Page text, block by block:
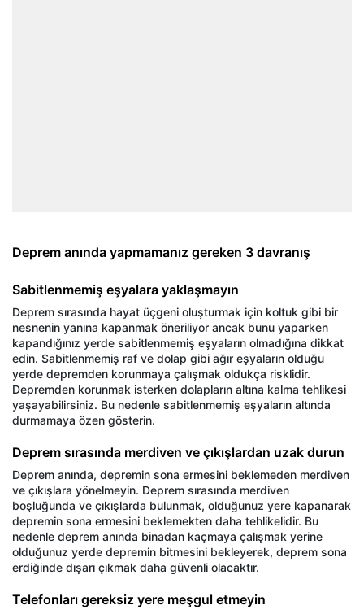
Deprem anında yapmamanız gereken 3 davranış
Sabitlenmemiş eşyalara yaklaşmayın
Deprem sırasında hayat üçgeni oluşturmak için koltuk gibi bir
nesnenin yanına kapanmak öneriliyor ancak bunu yaparken
kapandığınız yerde sabitlenmemiş eşyaların olmadığına dikkat
edin. Sabitlenmemiş raf ve dolap gibi ağır eşyaların olduğu
yerde depremden korunmaya çalışmak oldukça risklidir.
Depremden korunmak isterken dolapların altına kalma tehlikesi
yaşayabilirsiniz. Bu nedenle sabitlenmemiş eşyaların altında
durmamaya özen gösterin.
Deprem sırasında merdiven ve çıkışlardan uzak durun
Deprem anında, depremin sona ermesini beklemeden merdiven
ve çıkışlara yönelmeyin. Deprem sırasında merdiven
boşluğunda ve çıkışlarda bulunmak, olduğunuz yere kapanarak
depremin sona ermesini beklemekten daha tehlikelidir. Bu
nedenle deprem anında binadan kaçmaya çalışmak yerine
olduğunuz yerde depremin bitmesini bekleyerek, deprem sona
erdiğinde dışarı çıkmak daha güvenli olacaktır.
Telefonları gereksiz yere meşgul etmeyin